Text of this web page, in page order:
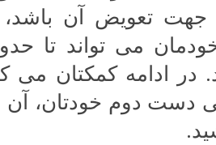
جهت تعویض آن
می تواند تا
ادامه کمکتان می
دوم خودتان، آن را